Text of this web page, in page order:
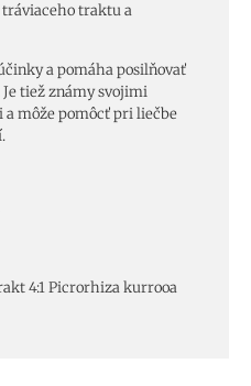
tráviaceho traktu a
a pomáha posilňovať
tiež známy svojimi
môže pomôcť pri liečbe
4:1 Picrorhiza kurrooa